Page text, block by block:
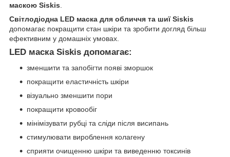
маскою Siskis
Світлодіодна LED маска для обличчя та шиї Siskis
допомагає покращити стан шкіри та зробити догляд більш
ефективним у домашніх умовах.
LED маска Siskis допомагає:
зменшити та запобігти появі зморшок
покращити еластичність шкіри
візуально зменшити пори
покращити кровообіг
мінімізувати рубці та сліди після висипань
стимулювати вироблення колагену
сприяти очищенню шкіри та виведенню токсинів